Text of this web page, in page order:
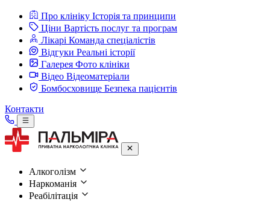
Про клініку Історія та принципи
Ціни Вартість послуг та програм
Лікарі Команда спеціалістів
Відгуки Реальні історії
Галерея Фото клініки
Відео Відеоматеріали
Бомбосховище Безпека пацієнтів
Контакти
Алкоголізм
Наркоманія
Реабілітація